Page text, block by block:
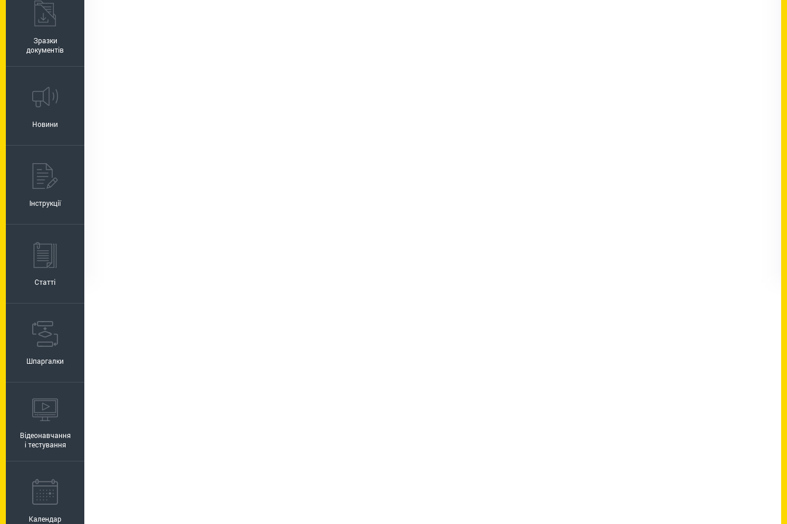
Зразки
документів
Новини
Інструкції
Статті
Шпаргалки
Відеонавчання
і тестування
Календар